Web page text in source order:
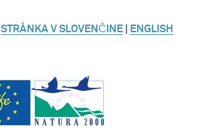
STRÁNKA V SLOVENČINE
ENGLISH